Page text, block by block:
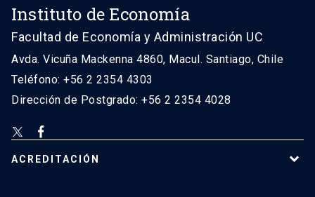
Instituto de Economía
Facultad de Economía y Administración UC
Avda. Vicuña Mackenna 4860, Macul. Santiago, Chile
Teléfono: +56 2 2354 4303
Dirección de Postgrado: +56 2 2354 4028
ACREDITACIÓN